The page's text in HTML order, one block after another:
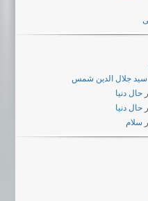
سید جلال الدین شمس
حال دنیا
حال دنیا
سلام